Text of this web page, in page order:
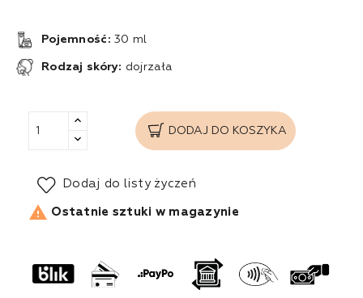
Pojemność:30 ml
Rodzaj skóry: dojrzała
DODAJ DO KOSZYKA
Dodaj do listy życzeń
 Ostatnie sztuki w magazynie